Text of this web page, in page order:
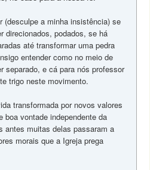
(desculpe a minha insistência) se
direcionados, podados, se há
até transformar uma pedra
entender como no meio de
separado, e cá para nós professor
trigo neste movimento.
transformada por novos valores
boa vontade independente da
antes muitas delas passaram a
morais que a Igreja prega